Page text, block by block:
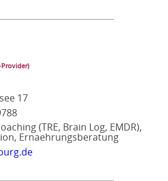
17
(TRE, Brain Log, EMDR),
Ernaehrungsberatung